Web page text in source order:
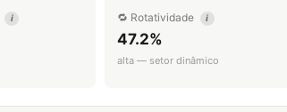
i 🔁 Rotatividade i
47.2%
alta — setor dinâmico